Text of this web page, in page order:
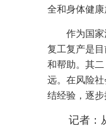
全和身体健
作为国
复工复产是
和帮助。其
远。在风险
结经验，逐
记者：